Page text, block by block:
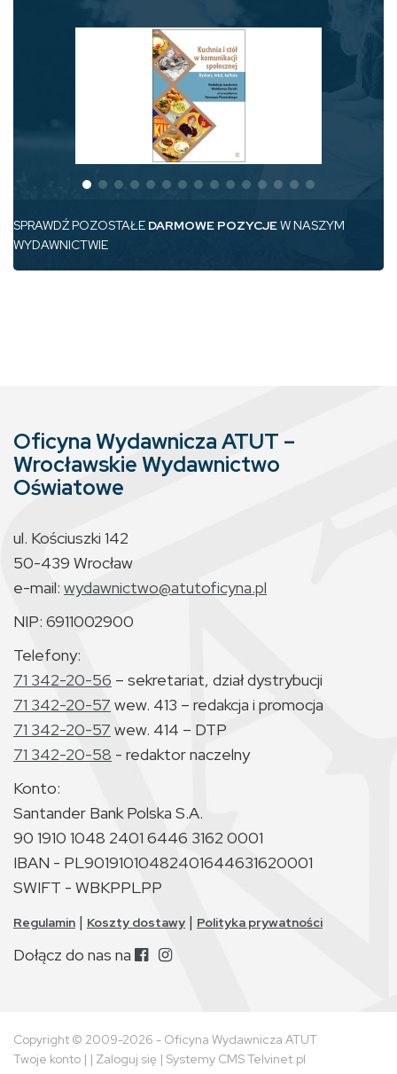
SPRAWDŹ POZOSTAŁE DARMOWE POZYCJEW NASZYM
WYDAWNICTWIE
Oficyna Wydawnicza ATUT –
Wrocławskie Wydawnictwo
Oświatowe
ul. Kościuszki 142
50-439 Wrocław
e-mail: wydawnictwo@atutoficyna.pl
NIP: 6911002900
Telefony:
71 342-20-56 – sekretariat, dział dystrybucji
71 342-20-57 wew. 413 – redakcja i promocja
71 342-20-57 wew. 414 – DTP
71 342-20-58 - redaktor naczelny
Konto:
Santander Bank Polska S.A.
90 1910 1048 2401 6446 3162 0001
IBAN - PL90191010482401644631620001
SWIFT - WBKPPLPP
Regulamin | Koszty dostawy | Polityka prywatności
Dołącz do nas na
Copyright © 2009-2026 - Oficyna Wydawnicza ATUT
Twoje konto | | Zaloguj się | Systemy CMS Telvinet.pl